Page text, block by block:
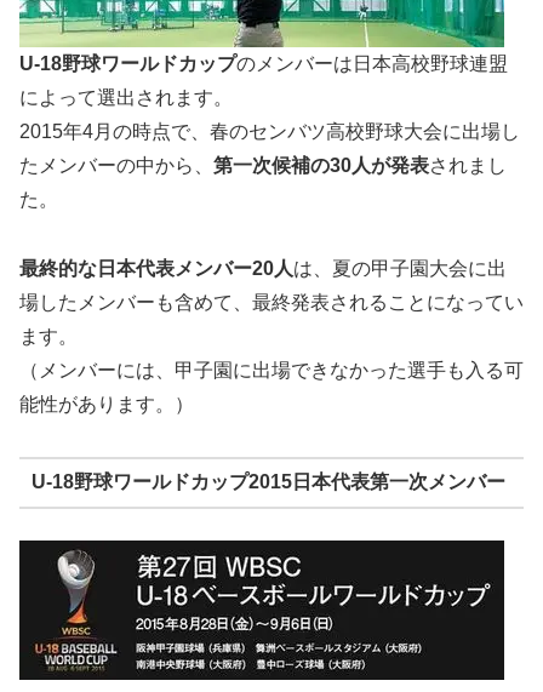
U-18野球ワールドカップのメンバーは日本高校野球連盟
によって選出されます。
2015年4月の時点で、春のセンバツ高校野球大会に出場し
たメンバーの中から、 第一次候補の30人が発表されまし
た。
最終的な日本代表メンバー20人は、夏の甲子園大会に出
場したメンバーも含めて、最終発表されることになってい
ます。
（メンバーには、甲子園に出場できなかった選手も入る可
能性があります。）
U-18野球ワールドカップ2015日本代表第一次メンバー